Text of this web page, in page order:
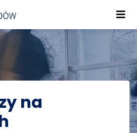
PROGNOZY NA MAPACH
na